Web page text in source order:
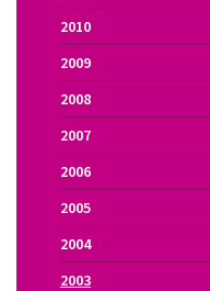
2010
2009
2008
2007
2006
2005
2004
2003